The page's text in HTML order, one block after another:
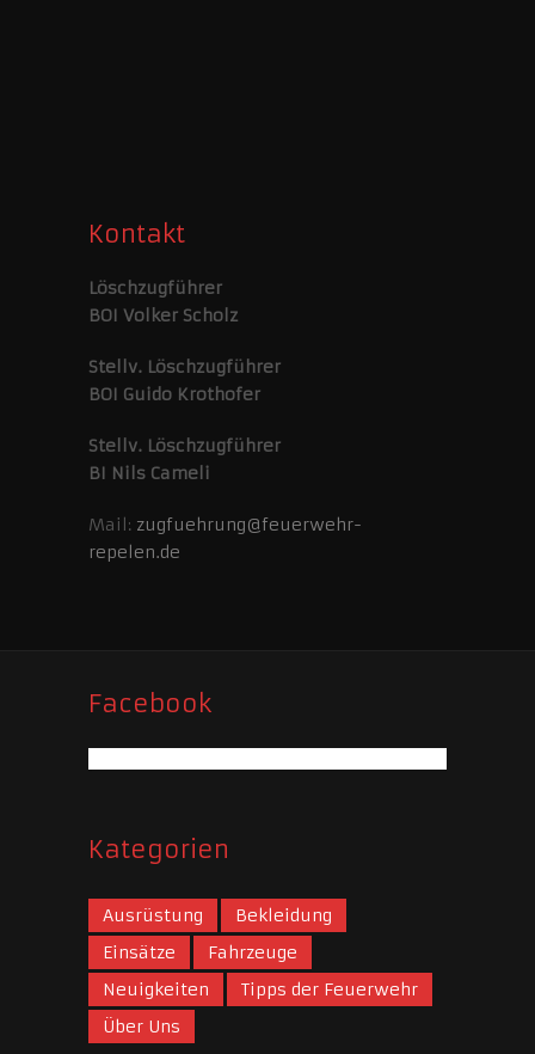
Kontakt
Löschzugführer
BOI Volker Scholz
Stellv. Löschzugführer
BOI Guido Krothofer
Stellv. Löschzugführer
BI Nils Cameli
Mail: zugfuehrung@feuerwehr-
repelen.de
Facebook
Kategorien
Ausrüstung
Bekleidung
Einsätze
Fahrzeuge
Neuigkeiten
Tipps der Feuerwehr
Über Uns